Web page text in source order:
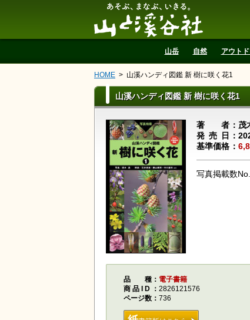
山岳 自然 アウト
HOME 山溪ハンディ図鑑 新 樹に咲く花1
山溪ハンディ図鑑 新 樹に咲く花1
著者
茂
発売日
基準価格
写真掲載数
品種電子書籍
商品ID
2826121576
ページ数
736